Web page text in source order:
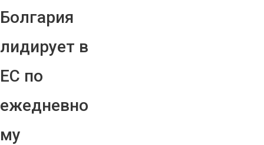
Болгария
лидирует в
ЕС по
ежедневно
му